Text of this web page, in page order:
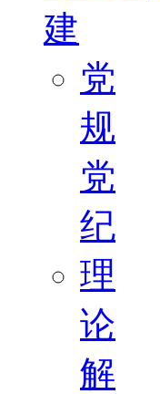
建
党
规
党
纪
理
论
解